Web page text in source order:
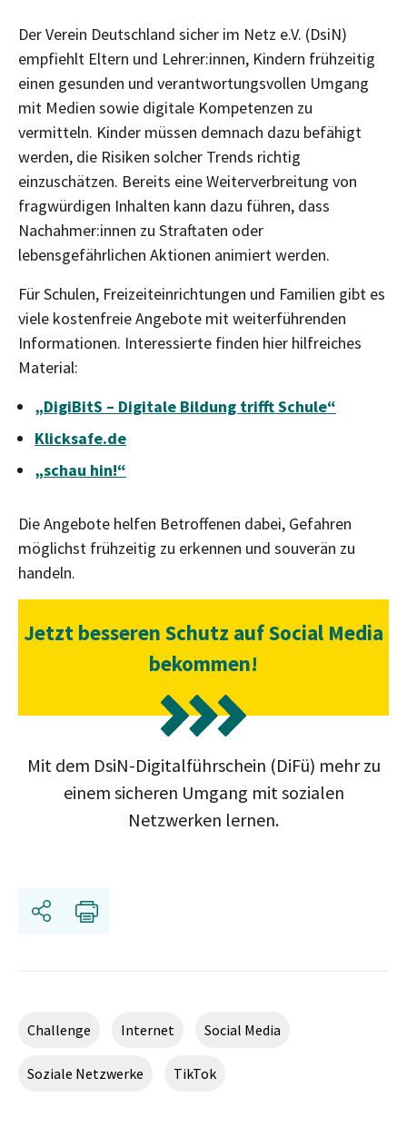
Der Verein Deutschland sicher im Netz e.V. (DsiN)
empfiehlt Eltern und Lehrer:innen, Kindern frühzeitig
einen gesunden und verantwortungsvollen Umgang
mit Medien sowie digitale Kompetenzen zu
vermitteln. Kinder müssen demnach dazu befähigt
werden, die Risiken solcher Trends richtig
einzuschätzen. Bereits eine Weiterverbreitung von
fragwürdigen Inhalten kann dazu führen, dass
Nachahmer:innen zu Straftaten oder
lebensgefährlichen Aktionen animiert werden.
Für Schulen, Freizeiteinrichtungen und Familien gibt es
viele kostenfreie Angebote mit weiterführenden
Informationen. Interessierte finden hier hilfreiches
Material:
„DigiBitS – Digitale Bildung trifft Schule“
Klicksafe.de
„schau hin!“
Die Angebote helfen Betroffenen dabei, Gefahren
möglichst frühzeitig zu erkennen und souverän zu
handeln.
Jetzt besseren Schutz auf Social Media
bekommen!
Mit dem DsiN-Digitalführschein (DiFü) mehr zu
einem sicheren Umgang mit sozialen
Netzwerken lernen.
Teilen
Challenge Internet Social Media
Soziale Netzwerke TikTok